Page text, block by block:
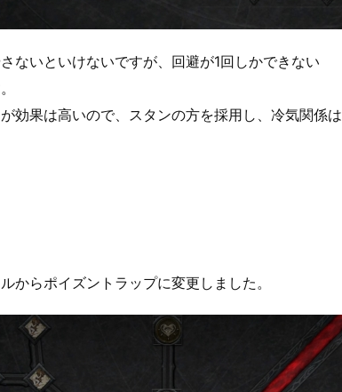
ないといけないですが、回避が1回しかできない
効果は高いので、スタンの方を採用し、冷気関係は
からポイズントラップに変更しました。